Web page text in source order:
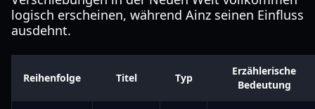
logisch erscheinen, während Ainz seinen Einfluss
ausdehnt.
Reihenfolge Titel Typ
Erzählerische
Bedeutung